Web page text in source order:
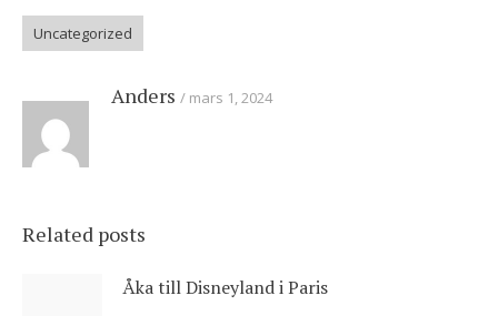
Uncategorized
Anders mars 1, 2024
Related posts
Åka till Disneyland i Paris